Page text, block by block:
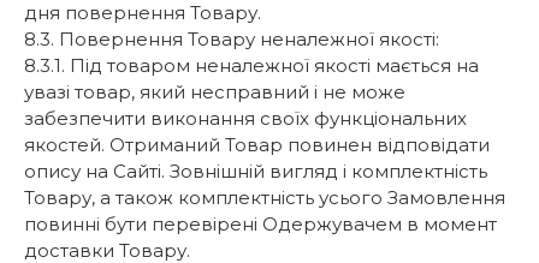
дня повернення Товару.
8.3. Повернення Товару неналежної якості:
8.3.1. Під товаром неналежної якості мається на
увазі товар, який несправний і не може
забезпечити виконання своїх функціональних
якостей. Отриманий Товар повинен відповідати
опису на Сайті. Зовнішній вигляд і комплектність
Товару, а також комплектність усього Замовлення
повинні бути перевірені Одержувачем в момент
доставки Товару.